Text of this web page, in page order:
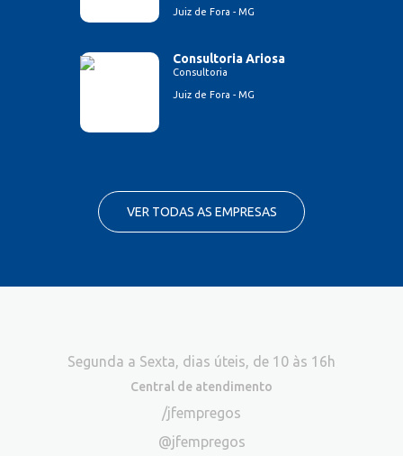
Juiz de Fora - MG
Consultoria Ariosa
Consultoria
Juiz de Fora - MG
VER TODAS AS EMPRESAS
Segunda a Sexta, dias úteis, de 10 às 16h
Central de atendimento
/jfempregos
@jfempregos